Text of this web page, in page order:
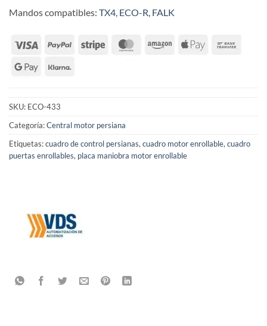
Mandos compatibles: TX4, ECO-R, FALK
SKU: ECO-433
Categoría:Central motor persiana
Etiquetas:cuadro de control persianas,cuadro motor enrollable,cuadro
puertas enrollables, placa maniobra motor enrollable